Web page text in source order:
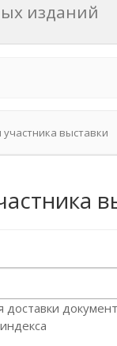
изданий
выставки